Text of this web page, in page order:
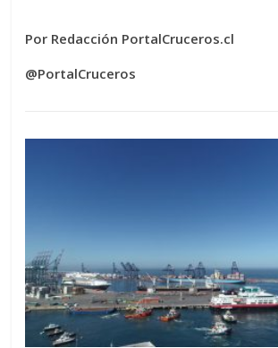
Por Redacción PortalCruceros.cl
@PortalCruceros